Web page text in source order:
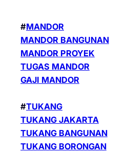
#MANDOR
MANDOR BANGUNAN
MANDOR PROYEK
TUGAS MANDOR
GAJI MANDOR
#TUKANG
TUKANG JAKARTA
TUKANG BANGUNAN
TUKANG BORONGAN